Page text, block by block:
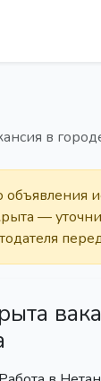
в
объявления
—